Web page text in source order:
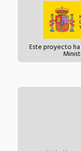
Este proyecto